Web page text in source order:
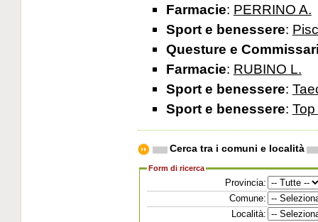
Farmacie: PERRINO A.
Sport e benessere:
Questure e
Farmacie: RUBINO L.
Sport e benessere:
Sport e benessere:
Cerca tra i comuni e località
Form di ricerca
Provincia:
Comune:
Località: